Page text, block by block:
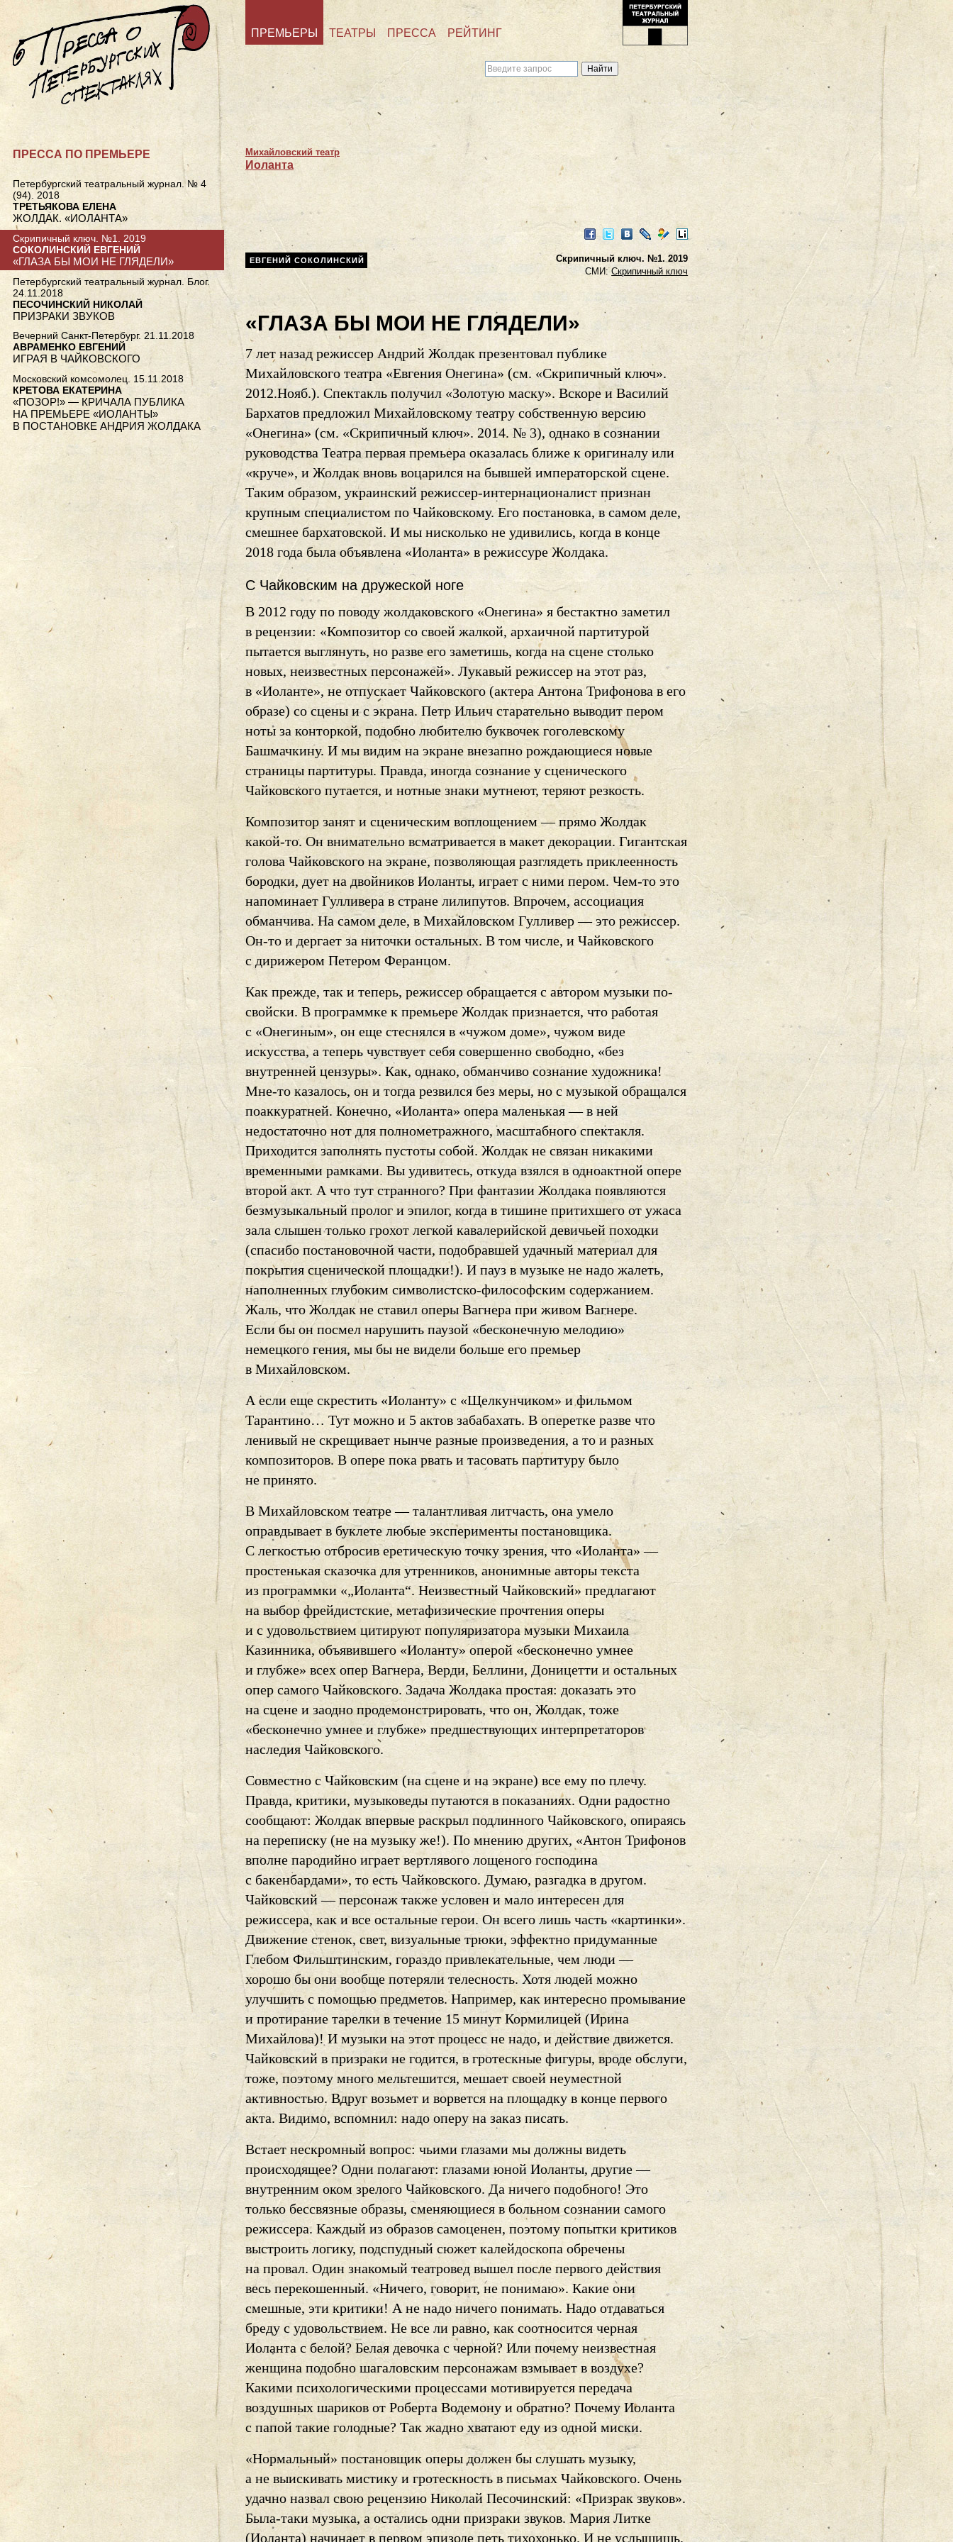
ПРЕМЬЕРЫ ТЕАТРЫ ПРЕССА РЕЙТИНГ
Михайловский театр
Иоланта
Facebook
TwitterVKontakte
LiveJournal
Мой
LiveInternet
Скрипичный ключ. №1. 2019
СМИ:Скрипичный ключ
ЕВГЕНИЙ СОКОЛИНСКИЙ
«ГЛАЗА БЫ МОИ НЕ ГЛЯДЕЛИ»
7 лет назад режиссер Андрий Жолдак презентовал публике
Михайловского театра «Евгения Онегина» (см. «Скрипичный ключ».
2012.Нояб.). Спектакль получил «Золотую маску». Вскоре и Василий
Бархатов предложил Михайловскому театру собственную версию
«Онегина» (см. «Скрипичный ключ». 2014. № 3), однако в сознании
руководства Театра первая премьера оказалась ближе к оригиналу или
«круче», и Жолдак вновь воцарился на бывшей императорской сцене.
Таким образом, украинский режиссер-интернационалист признан
крупным специалистом по Чайковскому. Его постановка, в самом деле,
смешнее бархатовской. И мы нисколько не удивились, когда в конце
2018 года была объявлена «Иоланта» в режиссуре Жолдака.
С Чайковским на дружеской ноге
В 2012 году по поводу жолдаковского «Онегина» я бестактно заметил
в рецензии: «Композитор со своей жалкой, архаичной партитурой
пытается выглянуть, но разве его заметишь, когда на сцене столько
новых, неизвестных персонажей». Лукавый режиссер на этот раз,
в «Иоланте», не отпускает Чайковского (актера Антона Трифонова в его
образе) со сцены и с экрана. Петр Ильич старательно выводит пером
ноты за конторкой, подобно любителю буквочек гоголевскому
Башмачкину. И мы видим на экране внезапно рождающиеся новые
страницы партитуры. Правда, иногда сознание у сценического
Чайковского путается, и нотные знаки мутнеют, теряют резкость.
Композитор занят и сценическим воплощением — прямо Жолдак
какой-то. Он внимательно всматривается в макет декорации. Гигантская
голова Чайковского на экране, позволяющая разглядеть приклеенность
бородки, дует на двойников Иоланты, играет с ними пером. Чем-то это
напоминает Гулливера в стране лилипутов. Впрочем, ассоциация
обманчива. На самом деле, в Михайловском Гулливер — это режиссер.
Он-то и дергает за ниточки остальных. В том числе, и Чайковского
с дирижером Петером Феранцом.
Как прежде, так и теперь, режиссер обращается с автором музыки по-
свойски. В программке к премьере Жолдак признается, что работая
с «Онегиным», он еще стеснялся в «чужом доме», чужом виде
искусства, а теперь чувствует себя совершенно свободно, «без
внутренней цензуры». Как, однако, обманчиво сознание художника!
Мне-то казалось, он и тогда резвился без меры, но с музыкой обращался
поаккуратней. Конечно, «Иоланта» опера маленькая — в ней
недостаточно нот для полнометражного, масштабного спектакля.
Приходится заполнять пустоты собой. Жолдак не связан никакими
временными рамками. Вы удивитесь, откуда взялся в одноактной опере
второй акт. А что тут странного? При фантазии Жолдака появляются
безмузыкальный пролог и эпилог, когда в тишине притихшего от ужаса
зала слышен только грохот легкой кавалерийской девичьей походки
(спасибо постановочной части, подобравшей удачный материал для
покрытия сценической площадки!). И пауз в музыке не надо жалеть,
наполненных глубоким символистско-философским содержанием.
Жаль, что Жолдак не ставил оперы Вагнера при живом Вагнере.
Если бы он посмел нарушить паузой «бесконечную мелодию»
немецкого гения, мы бы не видели больше его премьер
в Михайловском.
А если еще скрестить «Иоланту» с «Щелкунчиком» и фильмом
Тарантино… Тут можно и 5 актов забабахать. В оперетке разве что
ленивый не скрещивает нынче разные произведения, а то и разных
композиторов. В опере пока рвать и тасовать партитуру было
не принято.
В Михайловском театре — талантливая литчасть, она умело
оправдывает в буклете любые эксперименты постановщика.
С легкостью отбросив еретическую точку зрения, что «Иоланта» —
простенькая сказочка для утренников, анонимные авторы текста
из программки «„Иоланта“. Неизвестный Чайковский» предлагают
на выбор фрейдистские, метафизические прочтения оперы
и с удовольствием цитируют популяризатора музыки Михаила
Казинника, объявившего «Иоланту» оперой «бесконечно умнее
и глубже» всех опер Вагнера, Верди, Беллини, Доницетти и остальных
опер самого Чайковского. Задача Жолдака простая: доказать это
на сцене и заодно продемонстрировать, что он, Жолдак, тоже
«бесконечно умнее и глубже» предшествующих интерпретаторов
наследия Чайковского.
Совместно с Чайковским (на сцене и на экране) все ему по плечу.
Правда, критики, музыковеды путаются в показаниях. Одни радостно
сообщают: Жолдак впервые раскрыл подлинного Чайковского, опираясь
на переписку (не на музыку же!). По мнению других, «Антон Трифонов
вполне пародийно играет вертлявого лощеного господина
с бакенбардами», то есть Чайковского. Думаю, разгадка в другом.
Чайковский — персонаж также условен и мало интересен для
режиссера, как и все остальные герои. Он всего лишь часть «картинки».
Движение стенок, свет, визуальные трюки, эффектно придуманные
Глебом Фильштинским, гораздо привлекательные, чем люди —
хорошо бы они вообще потеряли телесность. Хотя людей можно
улучшить с помощью предметов. Например, как интересно промывание
и протирание тарелки в течение 15 минут Кормилицей (Ирина
Михайлова)! И музыки на этот процесс не надо, и действие движется.
Чайковский в призраки не годится, в гротескные фигуры, вроде обслуги,
тоже, поэтому много мельтешится, мешает своей неуместной
активностью. Вдруг возьмет и ворвется на площадку в конце первого
акта. Видимо, вспомнил: надо оперу на заказ писать.
Встает нескромный вопрос: чьими глазами мы должны видеть
происходящее? Одни полагают: глазами юной Иоланты, другие —
внутренним оком зрелого Чайковского. Да ничего подобного! Это
только бессвязные образы, сменяющиеся в больном сознании самого
режиссера. Каждый из образов самоценен, поэтому попытки критиков
выстроить логику, подспудный сюжет калейдоскопа обречены
на провал. Один знакомый театровед вышел после первого действия
весь перекошенный. «Ничего, говорит, не понимаю». Какие они
смешные, эти критики! А не надо ничего понимать. Надо отдаваться
бреду с удовольствием. Не все ли равно, как соотносится черная
Иоланта с белой? Белая девочка с черной? Или почему неизвестная
женщина подобно шагаловским персонажам взмывает в воздухе?
Какими психологическими процессами мотивируется передача
воздушных шариков от Роберта Водемону и обратно? Почему Иоланта
с папой такие голодные? Так жадно хватают еду из одной миски.
«Нормальный» постановщик оперы должен бы слушать музыку,
а не выискивать мистику и гротескность в письмах Чайковского. Очень
удачно назвал свою рецензию Николай Песочинский: «Призрак звуков».
Была-таки музыка, а остались одни призраки звуков. Мария Литке
(Иоланта) начинает в первом эпизоде петь тихохонько. И не услышишь.
ПРЕССА ПО ПРЕМЬЕРЕ
Петербургский театральный журнал. № 4
(94). 2018
ТРЕТЬЯКОВА ЕЛЕНА
ЖОЛДАК. «ИОЛАНТА»
Скрипичный ключ. №1. 2019
СОКОЛИНСКИЙ ЕВГЕНИЙ
«ГЛАЗА БЫ МОИ НЕ ГЛЯДЕЛИ»
Петербургский театральный журнал. Блог.
24.11.2018
ПЕСОЧИНСКИЙ НИКОЛАЙ
ПРИЗРАКИ ЗВУКОВ
Вечерний Санкт-Петербург. 21.11.2018
АВРАМЕНКО ЕВГЕНИЙ
ИГРАЯ В ЧАЙКОВСКОГО
Московский комсомолец. 15.11.2018
КРЕТОВА ЕКАТЕРИНА
«ПОЗОР!» — КРИЧАЛА ПУБЛИКА
НА ПРЕМЬЕРЕ «ИОЛАНТЫ»
В ПОСТАНОВКЕ АНДРИЯ ЖОЛДАКА